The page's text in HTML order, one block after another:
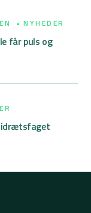
NYHEDER
får puls og
idrætsfaget